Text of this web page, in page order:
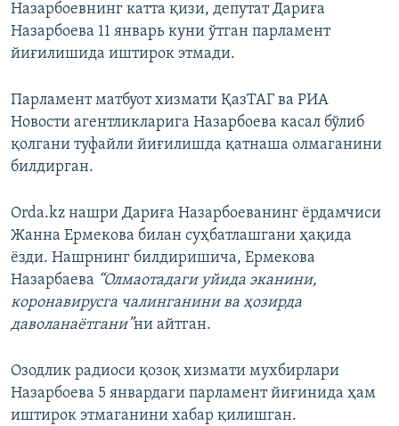
Назарбоевнинг катта қизи, депутат Дариға
Назарбоева 11 январь куни ўтган парламент
йиғилишида иштирок этмади.
Парламент матбуот хизмати ҚазТАГ ва РИА
Новости агентликларига Назарбоева касал бўлиб
қолгани туфайли йиғилишда қатнаша олмаганини
билдирган.
Orda.kz нашри Дариға Назарбоеванинг ёрдамчиси
Жанна Ермекова билан суҳбатлашгани ҳақида
ёзди. Нашрнинг билдиришича, Ермекова
Назарбаева “Олмаотадаги уйида эканини,
коронавирусга чалинганини ва ҳозирда
даволанаётгани”ни айтган.
Озодлик радиоси қозоқ хизмати мухбирлари
Назарбоева 5 январдаги парламент йиғинида ҳам
иштирок этмаганини хабар қилишган.